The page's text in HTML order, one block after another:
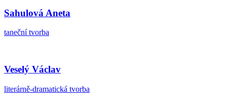
Sahulová Aneta
taneční tvorba
Veselý Václav
literárně-dramatická tvorba